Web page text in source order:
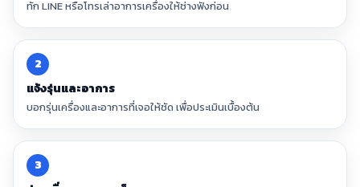
ทัก LINE หรือโทรเล่าอาการเครื่องให้ช่างฟังก่อน
2
แจ้งรุ่นและอาการ
บอกรุ่นเครื่องและอาการที่เจอให้ชัด เพื่อประเมินเบื้องต้น
3